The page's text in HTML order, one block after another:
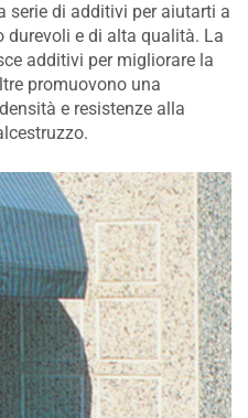
serie di additivi per aiutarti a
durevoli e di alta qualità. La
additivi per migliorare la
promuovono una
e resistenze alla